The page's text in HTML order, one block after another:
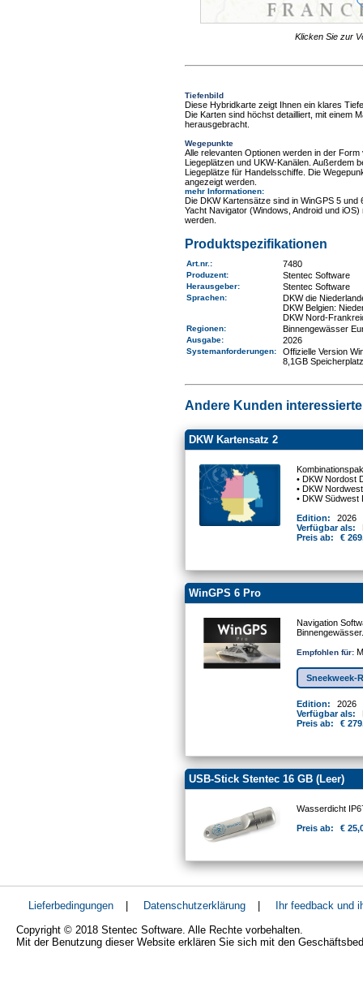
Klicken Sie zur
Tiefenbild
Diese Hybridkarte zeigt Ihnen ein klares
Die Karten sind höchst detailliert, mit einem
herausgebracht.
Wegepunkte
Alle relevanten Optionen werden in der
Liegeplätzen und UKW-Kanälen. Außerdem
Liegeplätze für Handelsschiffe. Die
angezeigt werden.
mehr Informationen:
Die DKW Kartensätze sind in WinGPS 5
Yacht Navigator (Windows, Android und
werden.
Produktspezifikationen
Art.nr. : 7480
Produzent: Stentec Software
Herausgeber: Stentec Software
Sprachen:
DKW die
DKW Belgien:
DKW Nord-
Regionen: Binnengewässer
Ausgabe: 2026
Systemanforderungen:
Offizielle Version
8,1GB
Andere Kunden
DKW Kartensatz 2
• DKW Nordost
• DKW
• DKW
Edition:
2026
Verfügbar als:
Preis ab:
€
WinGPS 6 Pro
Navigation
Binnengewässer.
Empfohlen für:
Sneekweek-
Edition:
2026
Verfügbar als:
Preis ab:
€
USB-Stick Stentec 16 GB (Leer)
Wasserdicht
Preis ab:
€
Lieferbedingungen | Datenschutzerklärung |
Ihr feedback und
Copyright © 2018 Stentec Software. Alle Rechte vorbehalten.
Mit der Benutzung dieser Website erklären Sie sich mit den